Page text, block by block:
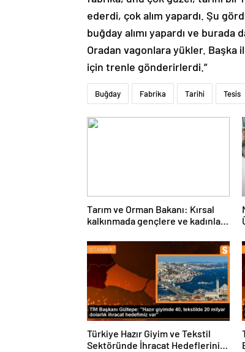
ederdi, çok alım yapardı. Şu
buğday alımı yapardı ve
Oradan vagonlara yükler. Başka
için trenle gönderirlerdi.”
Buğday Fabrika Tarihi Tesis
Tarım ve Orman Bakanı: Kırsal
kalkınmada gençlere ve kadınlara
Türkiye Hazır Giyim ve Tekstil
Sektöründe İhracat Hedeflerini